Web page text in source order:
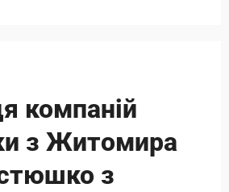
компаній
з Житомира
з